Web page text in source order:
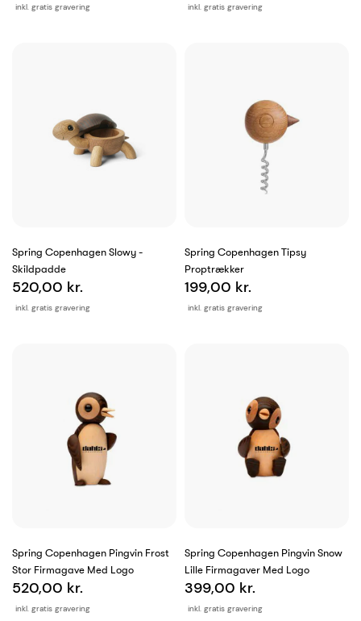
inkl. gratis gravering inkl. gratis gravering
Spring Copenhagen Slowy -
Skildpadde
inkl. gratis gravering
520,00 kr.
Spring Copenhagen Tipsy
Proptrækker
inkl. gratis gravering
199,00 kr.
Spring Copenhagen Pingvin Frost
Stor Firmagave Med Logo
inkl. gratis gravering
520,00 kr.
Spring Copenhagen Pingvin Snow
Lille Firmagaver Med Logo
inkl. gratis gravering
399,00 kr.